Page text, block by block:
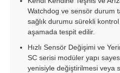
Watchdog ve sensör durum
sağlık durumu sürekli
aşamada tespit edilir.
Hızlı Sensör Değişimi ve
SC serisi modüler yapı
yenisiyle değiştirilmesi veya